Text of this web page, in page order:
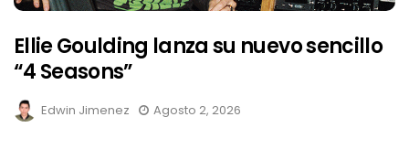
Ellie Goulding lanza su nuevo sencillo
“4 Seasons”
Edwin Jimenez Agosto 2, 2026